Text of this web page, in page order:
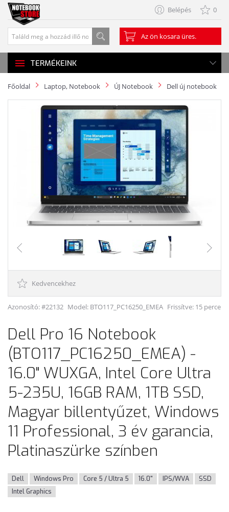
Belépés 0
Az ön kosara üres.
TERMÉKEINK
Főoldal Laptop, Notebook ÚJ Notebook Dell új notebook
Kedvencekhez
Azonosító: #22132 Model: BTO117_PC16250_EMEA Frissítve: 15 perce
Dell Pro 16 Notebook
(BTO117_PC16250_EMEA) -
16.0" WUXGA, Intel Core Ultra
5-235U, 16GB RAM, 1TB SSD,
Magyar billentyűzet, Windows
11 Professional, 3 év garancia,
Platinaszürke színben
Dell Windows Pro Core 5 / Ultra 5 16.0" IPS/WVA
SSD
Intel Graphics